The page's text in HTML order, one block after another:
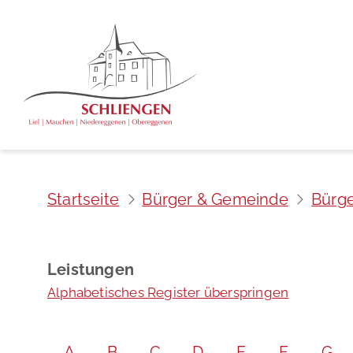
Startseite Bürger & Gemeinde
Leistungen
Alphabetisches Register überspringen